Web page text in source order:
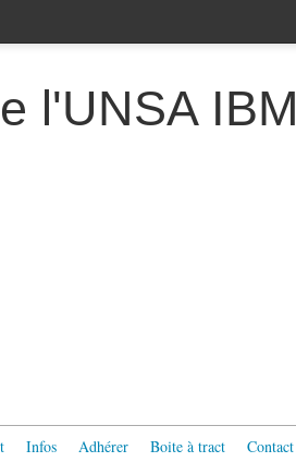
l'UNSA IBM
Infos Adhérer Boite à tract Contact